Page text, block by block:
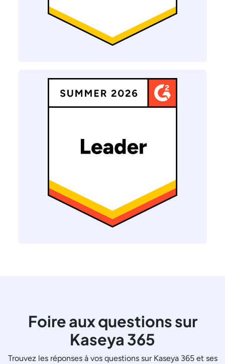
Foire aux questions sur
Kaseya 365
Trouvez les réponses à vos questions sur Kaseya 365 et ses